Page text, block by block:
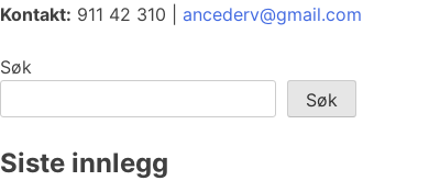
Kontakt: 911 42 310 | ancederv@gmail.com
Søk
Søk
Siste innlegg